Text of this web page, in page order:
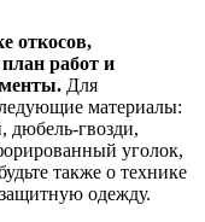
откосов,
работ и
Для
материалы:
дюбель-гвозди,
уголок,
также о технике
одежду.